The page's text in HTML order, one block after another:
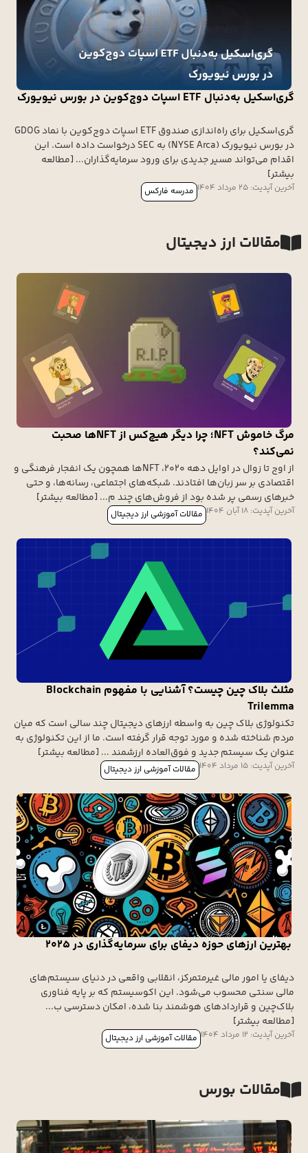
گری‌اسکیل به‌دنبال ETF اسپات دوج‌کوین در بورس نیویورک
گری‌اسکیل برای راه‌اندازی صندوق ETF اسپات دوج‌کوین با نماد GDOG
در بورس نیویورک (NYSE Arca) به SEC درخواست داده است. این
اقدام می‌تواند مسیر جدیدی برای ورود سرمایه‌گذاران... [مطالعه
بیشتر]
مدرسه فارکس آخرین آپدیت: 25 مرداد 1404
مقالات ارز دیجیتال
مرگ خاموش NFT؛ چرا دیگر هیچ‌کس از NFTها صحبت
نمی‌کند؟
از اوج تا زوال در اوایل دهه ۲۰۲۰، NFTها همچون یک انفجار فرهنگی و
اقتصادی بر سر زبان‌ها افتادند. شبکه‌های اجتماعی، رسانه‌ها، و حتی
خبرهای رسمی پر شده بود از فروش‌های چند م... [مطالعه بیشتر]
مقالات آموزشی ارز دیجیتال آخرین آپدیت: 18 آبان 1404
مثلث بلاک چین چیست؟ آشنایی با مفهوم Blockchain
Trilemma
تکنولوژی بلاک چین به واسطه ارزهای دیجیتال چند سالی است که میان
مردم شناخته شده و مورد توجه قرار گرفته است. ما از این تکنولوژی به
عنوان یک سیستم جدید و فوق‌العاده ارزشمند ... [مطالعه بیشتر]
مقالات آموزشی ارز دیجیتال آخرین آپدیت: 15 مرداد 1404
بهترین ارزهای حوزه دیفای برای سرمایه‌گذاری در ۲۰۲۵
دیفای یا امور مالی غیرمتمرکز، انقلابی واقعی در دنیای سیستم‌های
مالی سنتی محسوب می‌شود. این اکوسیستم که بر پایه فناوری
بلاک‌چین و قراردادهای هوشمند بنا شده، امکان دسترسی ب...
[مطالعه بیشتر]
مقالات آموزشی ارز دیجیتال آخرین آپدیت: 12 مرداد 1404
مقالات بورس